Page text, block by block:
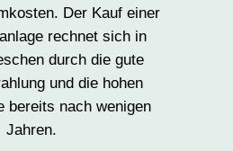
Der Kauf einer
rechnet sich in
durch die gute
und die hohen
bereits nach wenigen
Jahren.